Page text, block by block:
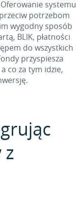
systemu
potrzebom
wygodny sposób
BLIK, płatności
do wszystkich
przyspiesza
co za tym idzie,
z